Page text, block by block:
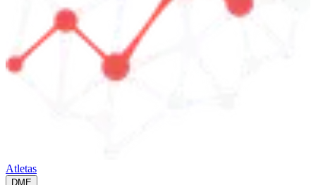
Atletas
DME